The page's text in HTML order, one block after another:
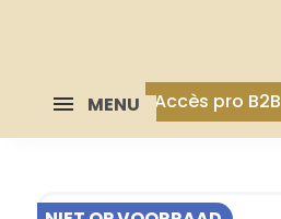
MENU Accès pro B2B